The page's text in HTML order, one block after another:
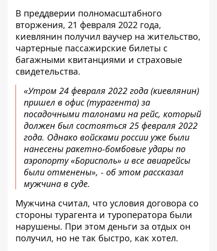
В преддверии полномасштабного
вторжения, 21 февраля 2022 года,
киевлянин получил ваучер на жительство,
чартерные пассажирские билеты с
багажными квитанциями и страховые
свидетельства.
«Утром 24 февраля 2022 года (киевлянин)
пришел в офис (турагента) за
посадочными талонами на рейс, который
должен был состояться 25 февраля 2022
года. Однако войсками россии уже были
нанесены ракетно-бомбовые удары по
аэропорту «Борисполь» и все авиарейсы
были отменены», - об этом рассказал
мужчина в суде.
Мужчина считал, что условия договора со
стороны турагента и туроператора были
нарушены. При этом деньги за отдых он
получил, но не так быстро, как хотел.